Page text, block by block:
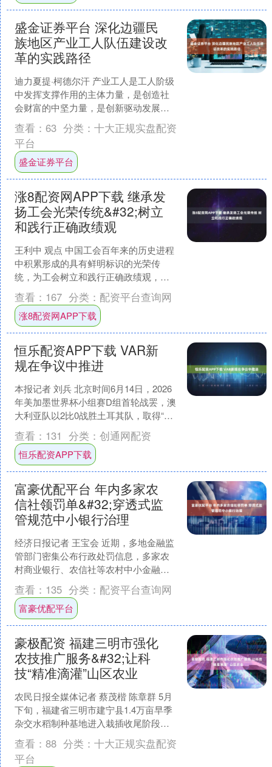
盛金证券平台 深化边疆民
族地区产业工人队伍建设改
革的实践路径
迪力夏提·柯德尔汗 产业工人是工人阶级
中发挥支撑作用的主体力量，是创造社
会财富的中坚力量，是创新驱动发展的
骨干力量，是实施制造强国战略的有生
力量。习近平总书记亲....
查看： 63 分类： 十大正规实盘配资
平台
盛金证券平台
涨8配资网APP下载 继承发
扬工会光荣传统&#32;树立
和践行正确政绩观
王利中 观点 中国工会百年来的历史进程
中积累形成的具有鲜明标识的光荣传
统，为工会树立和践行正确政绩观，做
到为职工出政绩、以实干出政绩，提供
了深厚根基和强大动力。....
查看： 167 分类： 配资平台查询网
涨8配资网APP下载
恒乐配资APP下载 VAR新
规在争议中推进
本报记者 刘兵 北京时间6月14日，2026
年美加墨世界杯小组赛D组首轮战罢，澳
大利亚队以2比0战胜土耳其队，取得“开
门红”。这场对决之外，赛场迎来中国球
迷关注....
查看： 131 分类： 创通网配资
恒乐配资APP下载
富豪优配平台 年内多家农
信社领罚单&#32;穿透式监
管规范中小银行治理
经济日报记者 王宝会 近期，多地金融监
管部门密集公布行政处罚信息，多家农
村商业银行、农信社等农村中小金融机
构因各类违规经营行为被严肃追责，金
融强监管态势持续升温....
查看： 135 分类： 配资平台查询网
富豪优配平台
豪极配资 福建三明市强化
农技推广服务&#32;让科
技“精准滴灌”山区农业
农民日报全媒体记者 蔡茂楷 陈章群 5月
下旬，福建省三明市建宁县1.4万亩早季
杂交水稻制种基地进入栽插收尾阶段。
与往年不同，今年该县早季制种水稻在
春耕时节大量应....
查看： 88 分类： 十大正规实盘配资
平台